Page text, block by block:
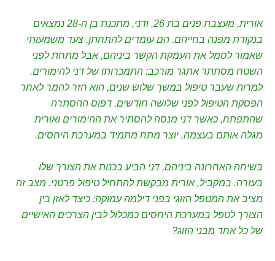
אורית, מעצבת פנים בת 26, ודני, מתכנת בן ה-28 נמצאים
בנקודת מפנה בחייהם. הם עומדים להתחתן, צעד משמעותי
שאמור לסמל את העמקת הקשר ביניהם, אבל מתחת לפני
השטח מסתתר אתגר מורכב: התמכרותו של דני להימורים.
למרות שעבר טיפול במשך שלוש שנים, הוא חזר להמר לאחר
הפסקת הטיפול לפני שלושה חודשים. דפוס ההסתרה
שהתפתח, כאשר דני מנסה להסתיר את ההימורים ואורית
מגלה אותם בעצמה, יוצר מתח מתמיד במערכת היחסים.
בשיחה האחרונה ביניהם, דני הביע בכנות את הצורך שלו
בעזרה. במקביל, אורית מבקשת להתחיל טיפול פרטני. מצב זה
מציב את המטפל הזוגי בפני דילמה עמוקה: כיצד לאזן בין
הצורך לטפל במערכת היחסים כמכלול לבין הצרכים האישיים
של כל אחד מבני הזוג?